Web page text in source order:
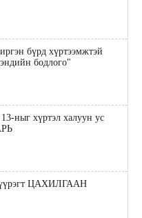
бүрд хүртээмжтэй
бодлого"
ныг хүртэл халуун ус
ЦАХИЛГААН